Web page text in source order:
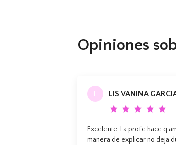
Opiniones
L
LIS VANINA
star star star star star
Excelente. La profe hace q
manera de explicar no deja